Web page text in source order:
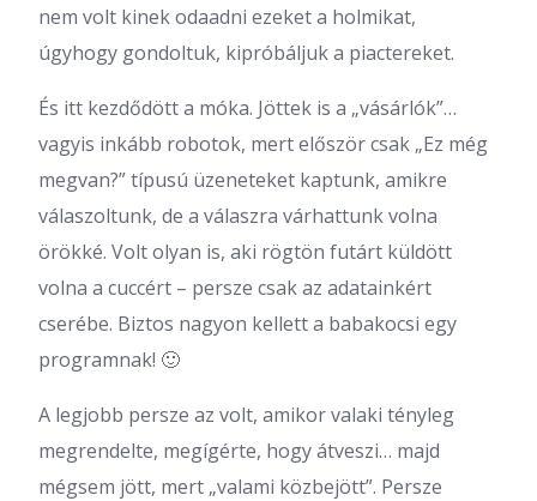
nem volt kinek odaadni ezeket a holmikat,
úgyhogy gondoltuk, kipróbáljuk a piactereket.
És itt kezdődött a móka. Jöttek is a „vásárlók”…
vagyis inkább robotok, mert először csak „Ez még
megvan?” típusú üzeneteket kaptunk, amikre
válaszoltunk, de a válaszra várhattunk volna
örökké. Volt olyan is, aki rögtön futárt küldött
volna a cuccért – persze csak az adatainkért
cserébe. Biztos nagyon kellett a babakocsi egy
programnak! 🙂
A legjobb persze az volt, amikor valaki tényleg
megrendelte, megígérte, hogy átveszi… majd
mégsem jött, mert „valami közbejött”. Persze